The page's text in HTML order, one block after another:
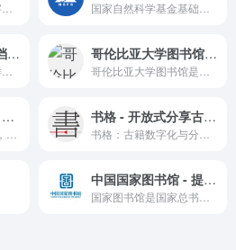
清朝建筑图样数字档案 - 探索清末建筑艺术 哥伦比亚大学图书馆 - 学术研究的心脏
IssuuDownload - 免费在线下载Issuu文档为PDF或图片 书格 - 开放式分享古籍善本和字画的在线图书馆
中国国家图书馆 - 提供丰富的数字资源、古籍特藏、在线阅读和借阅服务